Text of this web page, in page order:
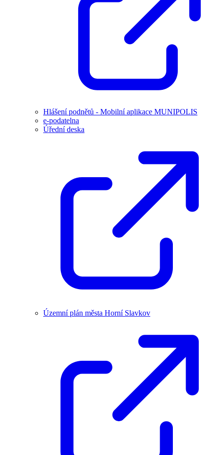
Hlášení podnětů - Mobilní aplikace MUNIPOLIS
e-podatelna
Úřední deska
Územní plán města Horní Slavkov